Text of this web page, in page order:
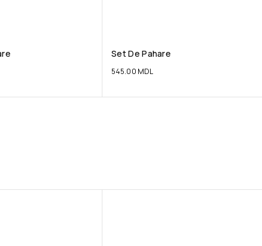
Set De Pahare
545.00 MDL